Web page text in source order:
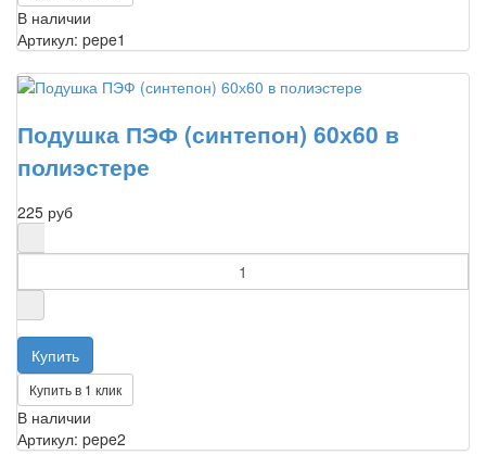
В наличии
Артикул: pepe1
Подушка ПЭФ (синтепон) 60х60 в
полиэстере
225 руб
Купить в 1 клик
В наличии
Артикул: pepe2